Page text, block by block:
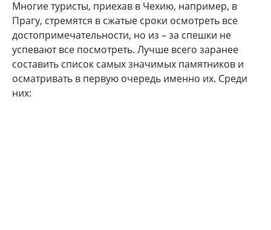
Многие туристы, приехав в Чехию, например, в
Прагу, стремятся в сжатые сроки осмотреть все
достопримечательности, но из – за спешки не
успевают все посмотреть. Лучше всего заранее
составить список самых значимых памятников и
осматривать в первую очередь именно их. Среди
них: